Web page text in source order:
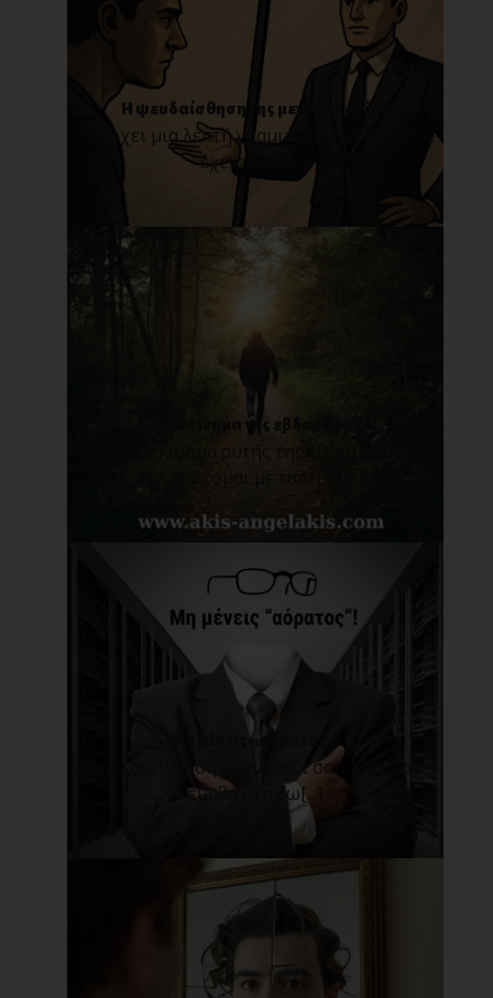
Η ψευδαίσθηση της μεγαλομανίας
Υπάρχει μια λεπτή γραμμή ανάμεσα στο να
έχεις αυτο[...]
Στο ξεκίνημα της εβδομάδας...
Στο ξεκίνημα αυτής της εβδομάδας,
Μη μένεις «αόρατος»!
Σήμερα, θα μοιραστώ μαζί σου κάτι που
έμαθα στη ζω[...]